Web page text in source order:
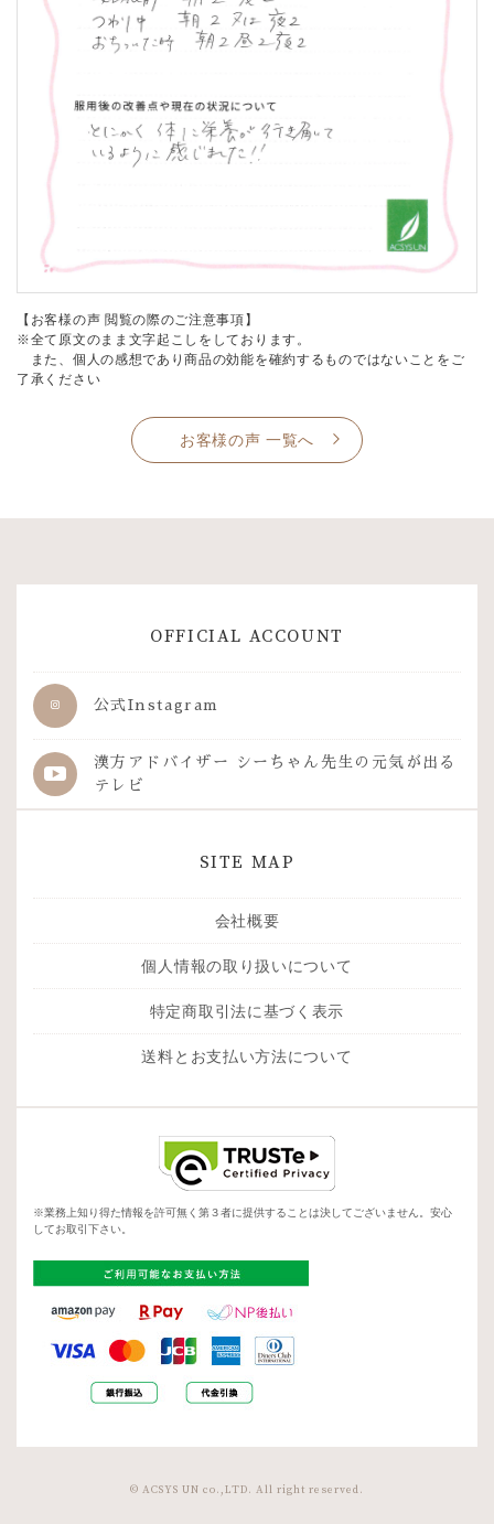
【お客様の声 閲覧の際のご注意事項】
※全て原文のまま文字起こしをしております。
また、個人の感想であり商品の効能を確約するものではないことをご
了承ください
お客様の声 一覧へ
OFFICIAL ACCOUNT
公式Instagram
漢方アドバイザー シーちゃん先生の 元気が出る
テレビ
SITE MAP
会社概要
個人情報の取り扱いについて
特定商取引法に基づく表示
送料とお支払い方法について
※業務上知り得た情報を許可無く第３者に提供することは決してございません。安心
してお取引下さい。
© ACSYS UN co.,LTD. All right reserved.